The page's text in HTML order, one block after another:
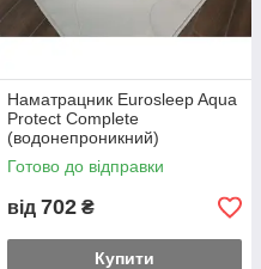
Наматрацник Eurosleep Aqua
Protect Complete
(водонепроникний)
Нестандартний розмір
Готово до відправки
від 702 ₴
Купити